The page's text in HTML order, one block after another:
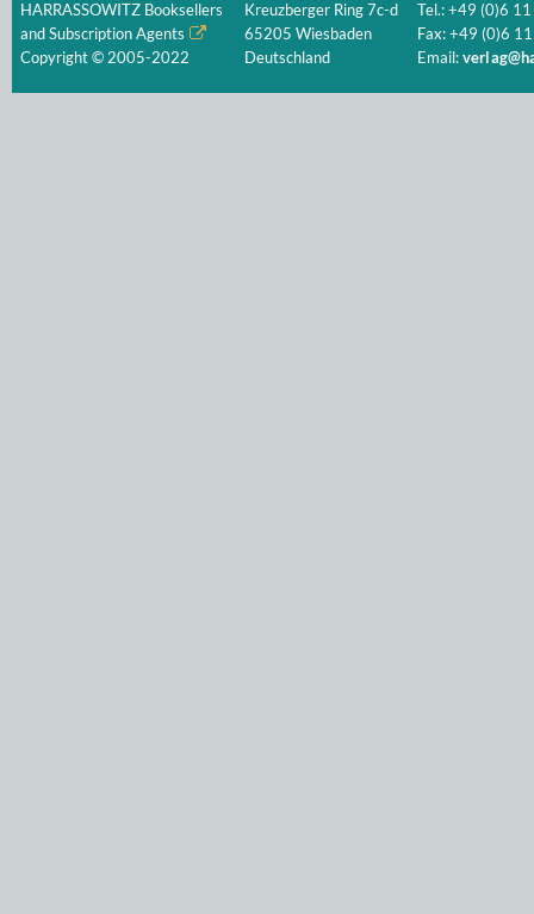
HARRASSOWITZ Booksellers
and Subscription Agents
Copyright © 2005-2022
Kreuzberger Ring 7c-d
65205 Wiesbaden
Deutschland
Tel.: +49 (0)6
Fax: +49 (0)6
Email: